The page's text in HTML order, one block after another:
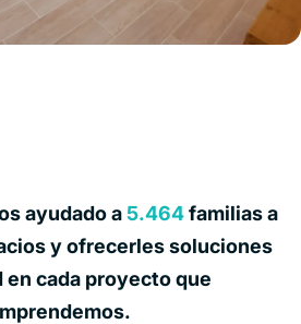
ayudado a5.464familias a
y ofrecerles soluciones
en cada proyecto que